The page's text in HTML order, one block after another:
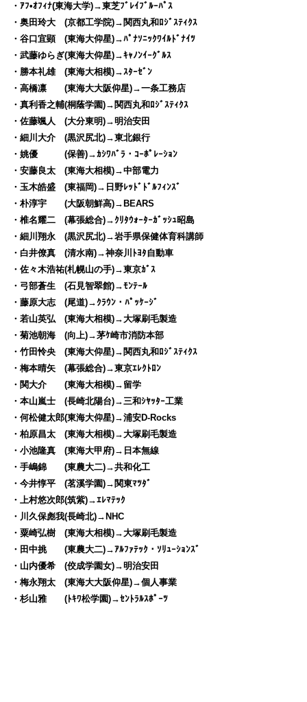
・ｱﾌ•ｵﾌｨﾅ(東海大学)→東芝ﾌﾞﾚｲﾌﾞﾙｰﾊﾟｽ
・奥田玲大 (京都工学院)→関西丸和ﾛｼﾞｽﾃｨｸｽ
・谷口宜顕 (東海大仰星)→ﾊﾟﾅｿﾆｯｸﾜｲﾙﾄﾞﾅｲﾂ
・武藤ゆらぎ(東海大仰星)→ｷｬﾉﾝｲｰｸﾞﾙｽ
・勝本礼雄 (東海大相模)→ｽﾀｰｾﾞﾝ
・高橋凛 (東海大大阪仰星)→一条工務店
・真利香之輔(桐蔭学園)→関西丸和ﾛｼﾞｽﾃｨｸｽ
・佐藤颯人 (大分東明)→明治安田
・細川大介 (黒沢尻北)→東北銀行
・姚優 (保善)→ｶｼﾜﾊﾞﾗ・ｺｰﾎﾟﾚｰｼｮﾝ
・安藤良太 (東海大相模)→中部電力
・玉木皓盛 (東福岡)→日野ﾚｯﾄﾞﾄﾞﾙﾌｨﾝｽﾞ
・朴淳宇 (大阪朝鮮高)→BEARS
・椎名耀二 (幕張総合)→ｸﾘﾀｳｫｰﾀｰｶﾞｯｼｭ昭島
・細川翔永 (黒沢尻北)→岩手県保健体育科講師
・白井僚真 (清水南)→神奈川ﾄﾖﾀ自動車
・佐々木浩祐(札幌山の手)→東京ｶﾞｽ
・弓部蒼生 (石見智翠館)→ﾓﾝﾃｰﾙ
・藤原大志 (尾道)→ｸﾗｳﾝ・ﾊﾟｯｹｰｼﾞ
・若山英弘 (東海大相模)→大塚刷毛製造
・菊池朝海 (向上)→茅ｹ崎市消防本部
・竹田怜央 (東海大仰星)→関西丸和ﾛｼﾞｽﾃｨｸｽ
・梅本晴矢 (幕張総合)→東京ｴﾚｸﾄﾛﾝ
・関大介 (東海大相模)→留学
・本山嵐士 (長崎北陽台)→三和ｼﾔｯﾀｰ工業
・何松健太郎(東海大仰星)→浦安D-Rocks
・柏原昌太 (東海大相模)→大塚刷毛製造
・小池隆真 (東海大甲府)→日本無線
・手嶋錦 (東農大二)→共和化工
・今井惇平 (茗溪学園)→関東ﾏﾂﾀﾞ
・上村悠次郎(筑紫)→ｴﾚﾏﾃｯｸ
・川久保彪我(長崎北)→NHC
・粟崎弘樹 (東海大相模)→大塚刷毛製造
・田中挑 (東農大二)→ｱﾙﾌｧﾃｯｸ・ｿﾘｭｰｼｮﾝｽﾞ
・山内優希 (佼成学園女)→明治安田
・梅永翔太 (東海大大阪仰星)→個人事業
・杉山雅 (ﾄｷﾜ松学園)→ｾﾝﾄﾗﾙｽﾎﾟｰﾂ